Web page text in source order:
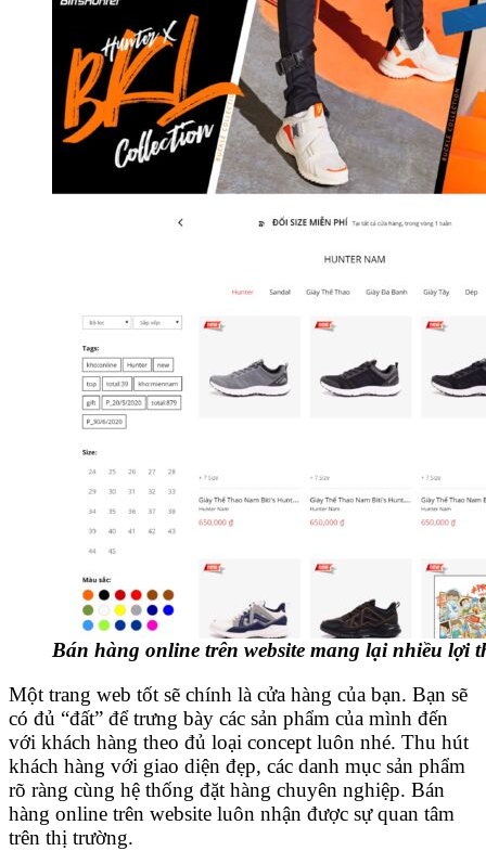
Bán hàng online trên website mang lại nhiều lợi
Một trang web tốt sẽ chính là cửa hàng của bạn. Bạn sẽ
có đủ “đất” để trưng bày các sản phẩm của mình đến
với khách hàng theo đủ loại concept luôn nhé. Thu hút
khách hàng với giao diện đẹp, các danh mục sản phẩm
rõ ràng cùng hệ thống đặt hàng chuyên nghiệp. Bán
hàng online trên website luôn nhận được sự quan tâm
trên thị trường.